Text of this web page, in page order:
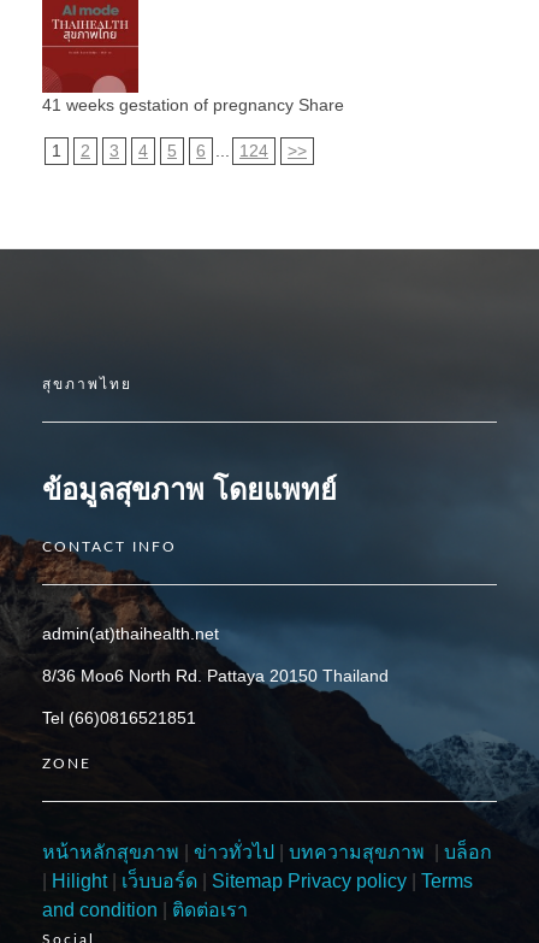
41 weeks gestation of pregnancy Share
1 2 3 4 5 6 124 >>
สุขภาพไทย
ข้อมูลสุขภาพ โดยแพทย์
CONTACT INFO
admin(at)thaihealth.net
8/36 Moo6 North Rd. Pattaya 20150 Thailand
Tel (66)0816521851
ZONE
หน้าหลักสุขภาพ ข่าวทั่วไป บทความสุขภาพ
บล็อก
Hilight| เว็บบอร์ด Sitemap Privacy policy
Terms
and condition
ติดต่อเรา
Social